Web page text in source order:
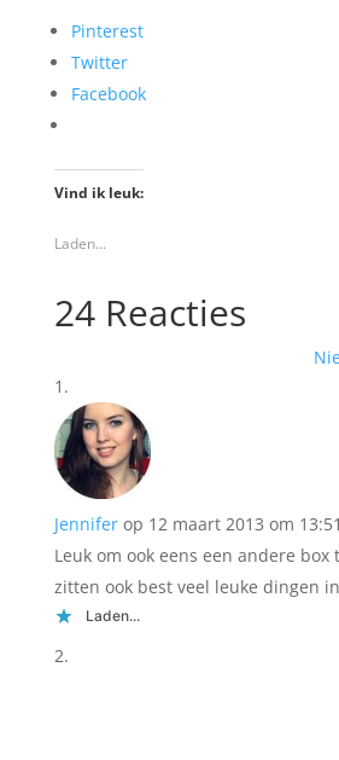
Pinterest
Twitter
Facebook
Vind ik leuk:
Laden...
24 Reacties
Jennifer op 12 maart 2013 om 13:51
Leuk om ook eens een andere box
zitten ook best veel leuke dingen
Laden...